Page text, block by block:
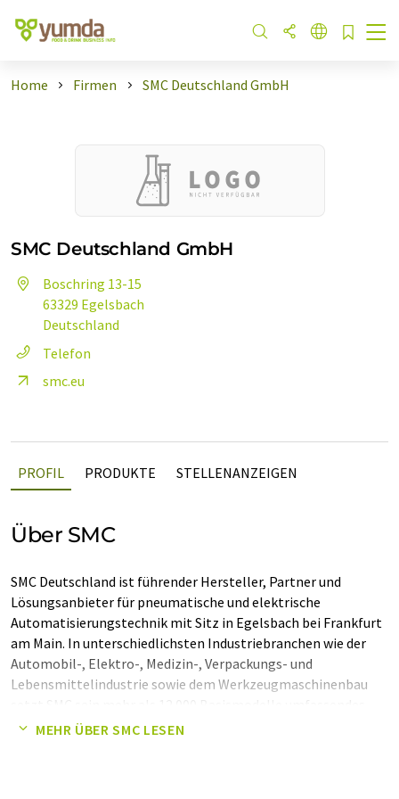
Home Firmen SMC Deutschland GmbH
SMC Deutschland GmbH
Boschring 13-15
63329 Egelsbach
Deutschland
Telefon
smc.eu
PROFIL PRODUKTE STELLENANZEIGEN
Über SMC
SMC Deutschland ist führender Hersteller, Partner und
Lösungsanbieter für pneumatische und elektrische
Automatisierungstechnik mit Sitz in Egelsbach bei Frankfurt
am Main. In unterschiedlichsten Industriebranchen wie der
Automobil-, Elektro-, Medizin-, Verpackungs- und
Lebensmittelindustrie sowie dem Werkzeugmaschinenbau
Produktspektrum mit über 700.000 Varianten für individuelle
MEHR ÜBER SMC LESEN